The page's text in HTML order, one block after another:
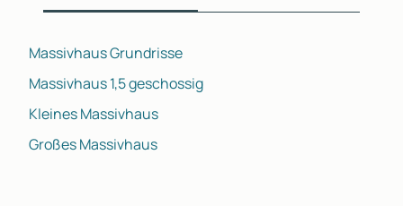
Massivhaus Grundrisse
Massivhaus 1,5 geschossig
Kleines Massivhaus
Großes Massivhaus